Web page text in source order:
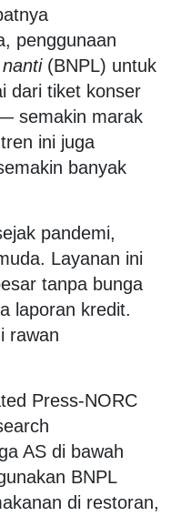
penggunaan
(BNPL) untuk
dari tiket konser
semakin marak
ini juga
banyak
pandemi,
Layanan ini
tanpa bunga
laporan kredit.
rawan
Press-NORC
AS di bawah
BNPL
di restoran,